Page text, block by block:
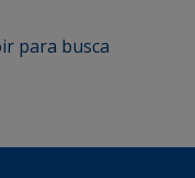
ir para busca